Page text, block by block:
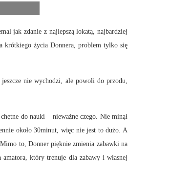
zdanie z najlepszą lokatą, najbardziej
krótkiego życia Donnera, problem tylko się
jeszcze nie wychodzi, ale powoli do przodu,
do nauki – nieważne czego. Nie minął
około 30minut, więc nie jest to dużo. A
to, Donner pięknie zmienia zabawki na
amatora, który trenuje dla zabawy i własnej